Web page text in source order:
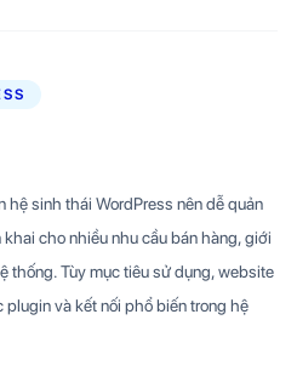
sinh thái WordPress nên dễ quản
cho nhiều nhu cầu bán hàng, giới
thống. Tùy mục tiêu sử dụng, website
và kết nối phổ biến trong hệ